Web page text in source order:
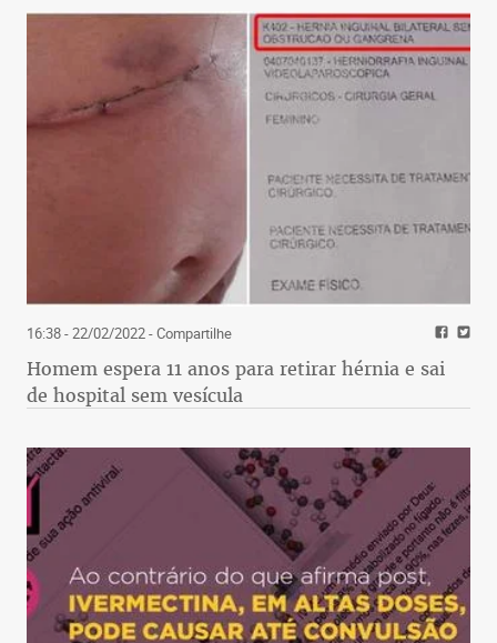
16:38 - 22/02/2022- Compartilhe
Homem espera 11 anos para retirar hérnia e sai
de hospital sem vesícula